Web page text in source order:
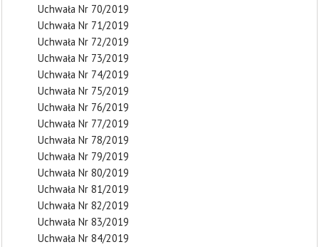
Uchwała Nr 70/2019
Uchwała Nr 71/2019
Uchwała Nr 72/2019
Uchwała Nr 73/2019
Uchwała Nr 74/2019
Uchwała Nr 75/2019
Uchwała Nr 76/2019
Uchwała Nr 77/2019
Uchwała Nr 78/2019
Uchwała Nr 79/2019
Uchwała Nr 80/2019
Uchwała Nr 81/2019
Uchwała Nr 82/2019
Uchwała Nr 83/2019
Uchwała Nr 84/2019